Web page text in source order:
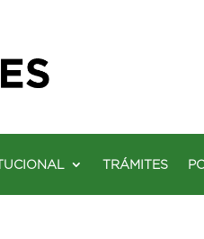
TRÁMITES